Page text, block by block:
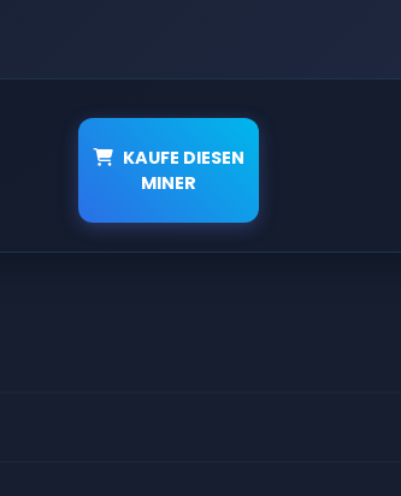
KAUFE DIESEN
MINER